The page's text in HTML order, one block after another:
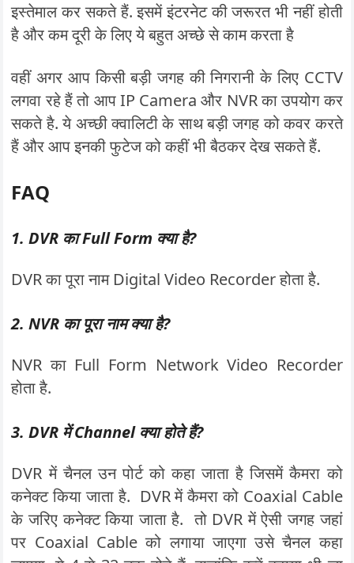
इस्तेमाल कर सकते हैं. इसमें इंटरनेट की जरूरत भी नहीं होती
है और कम दूरी के लिए ये बहुत अच्छे से काम करता है
वहीं अगर आप किसी बड़ी जगह की निगरानी के लिए CCTV
लगवा रहे हैं तो आप IP Camera और NVR का उपयोग कर
सकते है. ये अच्छी क्वालिटी के साथ बड़ी जगह को कवर करते
हैं और आप इनकी फुटेज को कहीं भी बैठकर देख सकते हैं.
FAQ
1. DVR का Full Form क्या है?
DVR का पूरा नाम Digital Video Recorder होता है.
2. NVR का पूरा नाम क्या है?
NVR का Full Form Network Video Recorder
होता है.
3. DVR में Channel क्या होते हैं?
DVR में चैनल उन पोर्ट को कहा जाता है जिसमें कैमरा को
कनेक्ट किया जाता है. DVR में कैमरा को Coaxial Cable
के जरिए कनेक्ट किया जाता है. तो DVR में ऐसी जगह जहां
पर Coaxial Cable को लगाया जाएगा उसे चैनल कहा